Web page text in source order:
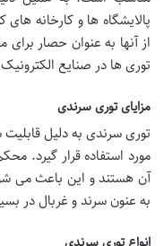
پالایشگاه ها و کارخانه
از آنها به عنوان حصار
توری ها در صنایع الکترونیک
مزایای توری سرندی
توری سرندی به دلیل
مورد استفاده قرار گیرد.
آن هستند و این باعث می
به عنون سرند و غربال در